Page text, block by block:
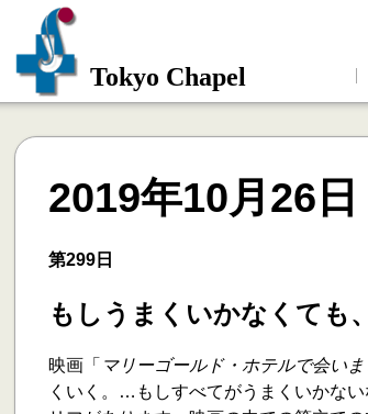
Tokyo Chapel
2019年10月26日
第299日
もしうまくいかなくても
映画「 マリーゴールド・ホテルで会いま
くいく。…もしすべてがうまくいかな